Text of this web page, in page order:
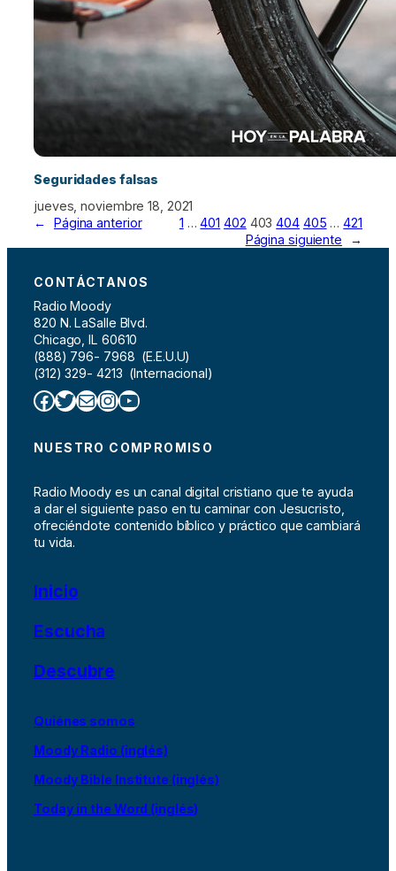
Seguridades falsas
jueves, noviembre 18, 2021
←
Página anterior 1 … 401 402 403 404 405 … 421
Página siguiente
→
CONTÁCTANOS
Radio Moody
820 N. LaSalle Blvd.
Chicago, IL 60610
(888) 796- 7968 (E.E.U.U)
(312) 329- 4213 (Internacional)
Facebook Twitter Correo electrónico InstagramYouTube
NUESTRO COMPROMISO
Radio Moody es un canal digital cristiano que te ayuda
a dar el siguiente paso en tu caminar con Jesucristo,
ofreciéndote contenido bíblico y práctico que cambiará
tu vida.
Inicio
Escucha
Descubre
Quiénes somos
Moody Radio (inglés)
Moody Bible Institute (inglés)
Today in the Word (inglés)